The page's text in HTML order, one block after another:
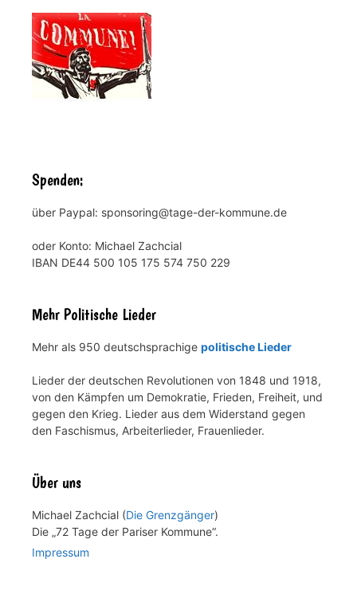
Spenden:
über Paypal: sponsoring@tage-der-kommune.de
oder Konto: Michael Zachcial
IBAN DE44 500 105 175 574 750 229
Mehr Politische Lieder
Mehr als 950 deutschsprachige politische Lieder
Lieder der deutschen Revolutionen von 1848 und 1918,
von den Kämpfen um Demokratie, Frieden, Freiheit, und
gegen den Krieg. Lieder aus dem Widerstand gegen
den Faschismus, Arbeiterlieder, Frauenlieder.
Über uns
Michael Zachcial (Die Grenzgänger)
Die „72 Tage der Pariser Kommune“.
Impressum